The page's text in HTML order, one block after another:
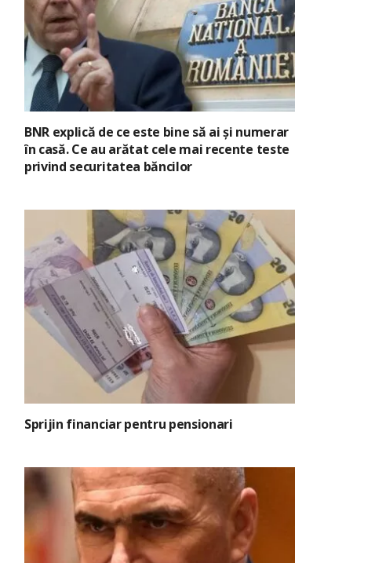
BNR explică de ce este bine să ai și numerar
în casă. Ce au arătat cele mai recente teste
privind securitatea băncilor
Sprijin financiar pentru pensionari